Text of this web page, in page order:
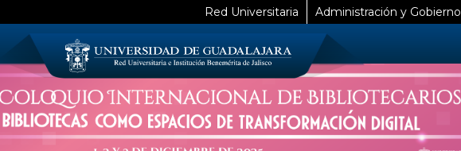
Red Universitaria Administración y Gobierno